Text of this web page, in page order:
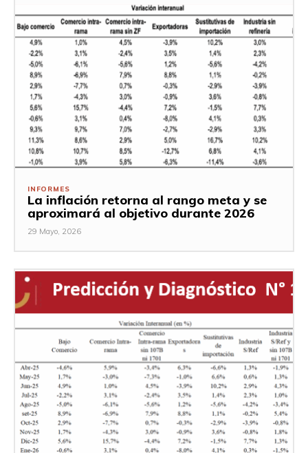
INFORMES
La inflación retorna al rango meta y se
aproximará al objetivo durante 2026
29 Mayo, 2026